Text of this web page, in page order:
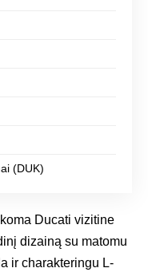
(DUK)
Ducati vizitine
dizainą su matomu
ir charakteringu L-